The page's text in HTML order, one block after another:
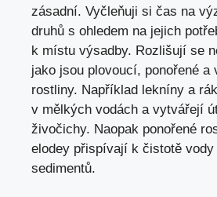
zásadní. Vyčleňuji si čas na
druhů s ohledem na jejich
k místu výsadby. Rozlišují se
jako jsou plovoucí, ponořené a
rostliny. Například lekníny a
v mělkých vodách a vytvářejí
živočichy. Naopak ponořené
elodey přispívají k čistotě
sedimentů.